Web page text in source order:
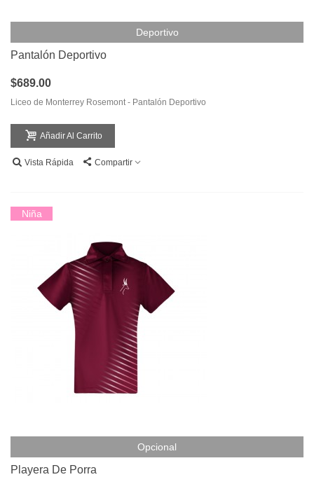
Deportivo
Pantalón Deportivo
$689.00
Liceo de Monterrey Rosemont - Pantalón Deportivo
Añadir Al Carrito
Vista Rápida Compartir
Niña
Opcional
Playera De Porra